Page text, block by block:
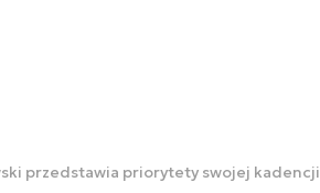
przedstawia priorytety swojej kadencji